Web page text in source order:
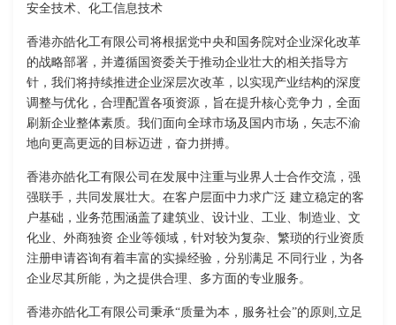
安全技术、化工信息技术
香港亦皓化工有限公司将根据党中央和国务院对企业深化改革
的战略部署，并遵循国资委关于推动企业壮大的相关指导方
针，我们将持续推进企业深层次改革，以实现产业结构的深度
调整与优化，合理配置各项资源，旨在提升核心竞争力，全面
刷新企业整体素质。我们面向全球市场及国内市场，矢志不渝
地向更高更远的目标迈进，奋力拼搏。
香港亦皓化工有限公司在发展中注重与业界人士合作交流，强
强联手，共同发展壮大。在客户层面中力求广泛 建立稳定的客
户基础，业务范围涵盖了建筑业、设计业、工业、制造业、文
化业、外商独资 企业等领域，针对较为复杂、繁琐的行业资质
注册申请咨询有着丰富的实操经验，分别满足 不同行业，为各
企业尽其所能，为之提供合理、多方面的专业服务。
香港亦皓化工有限公司秉承“质量为本，服务社会”的原则,立足